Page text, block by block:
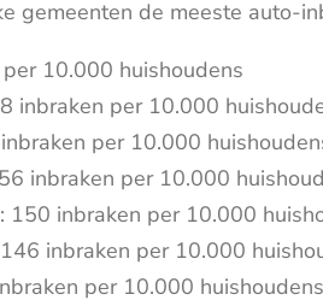
gemeenten de meeste auto-
10.000 huishoudens
inbraken per 10.000
per 10.000
inbraken per 10.000
: 150 inbraken per 10.000
inbraken per 10.000
per 10.000 huishoudens